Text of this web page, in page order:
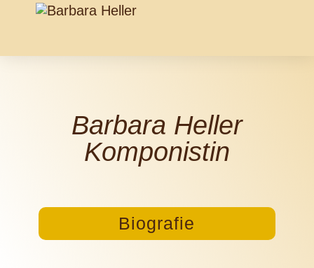
Barbara Heller
Komponistin
Biografie